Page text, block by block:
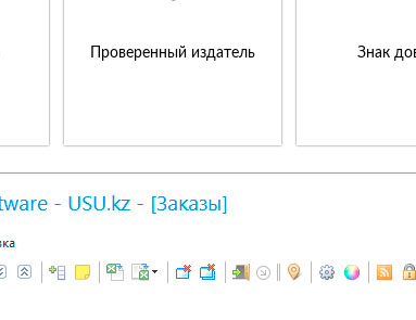
Проверенный издатель Знак